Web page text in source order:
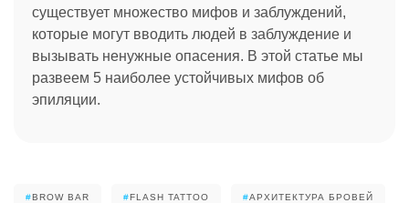
существует множество мифов и заблуждений,
которые могут вводить людей в заблуждение и
вызывать ненужные опасения. В этой статье мы
развеем 5 наиболее устойчивых мифов об
эпиляции.
#BROW BAR #FLASH TATTOO #АРХИТЕКТУРА БРОВЕЙ